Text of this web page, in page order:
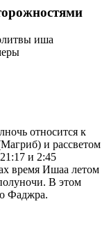
иша
относится к
и рассветом
и 2:45
время Ишаа летом
В этом
Фаджра.